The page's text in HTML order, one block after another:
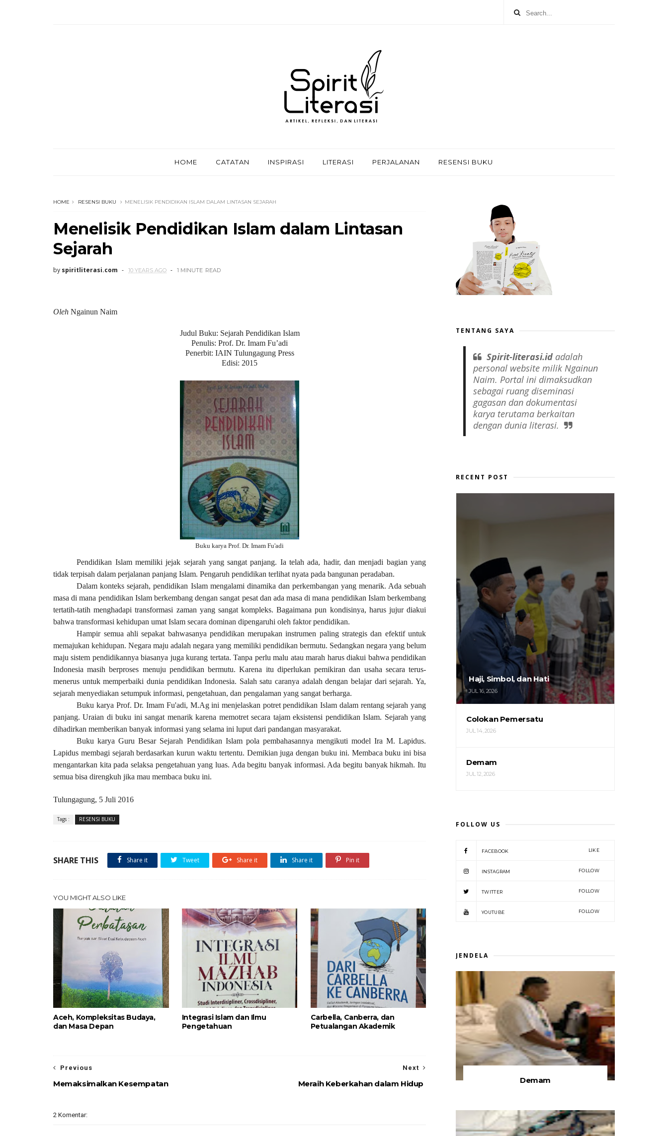
HOME CATATAN INSPIRASI LITERASI PERJALANAN RESENSI BUKU
HOME RESENSI BUKU MENELISIK PENDIDIKAN ISLAM DALAM LINTASAN SEJARAH
Menelisik Pendidikan Islam dalam Lintasan
Sejarah
by spiritliterasi.com 10 YEARS AGO 1 MINUTE READ
Oleh Ngainun Naim
Judul Buku: Sejarah Pendidikan Islam
Penulis: Prof. Dr. Imam Fu’adi
Penerbit: IAIN Tulungagung Press
Edisi: 2015
Buku karya Prof. Dr. Imam Fu'adi
Pendidikan Islam memiliki jejak sejarah yang sangat panjang. Ia telah ada, hadir, dan menjadi bagian yang
tidak terpisah dalam perjalanan panjang Islam. Pengaruh pendidikan terlihat nyata pada bangunan peradaban.
Dalam konteks sejarah, pendidikan Islam mengalami dinamika dan perkembangan yang menarik. Ada sebuah
masa di mana pendidikan Islam berkembang dengan sangat pesat dan ada masa di mana pendidikan Islam berkembang
tertatih-tatih menghadapi transformasi zaman yang sangat kompleks. Bagaimana pun kondisinya, harus jujur diakui
bahwa transformasi kehidupan umat Islam secara dominan dipengaruhi oleh faktor pendidikan.
Hampir semua ahli sepakat bahwasanya pendidikan merupakan instrumen paling strategis dan efektif untuk
memajukan kehidupan. Negara maju adalah negara yang memiliki pendidikan bermutu. Sedangkan negara yang belum
maju sistem pendidikannya biasanya juga kurang tertata. Tanpa perlu malu atau marah harus diakui bahwa pendidikan
Indonesia masih berproses menuju pendidikan bermutu. Karena itu diperlukan pemikiran dan usaha secara terus-
menerus untuk memperbaiki dunia pendidikan Indonesia. Salah satu caranya adalah dengan belajar dari sejarah. Ya,
sejarah menyediakan setumpuk informasi, pengetahuan, dan pengalaman yang sangat berharga.
Buku karya Prof. Dr. Imam Fu'adi, M.Ag ini menjelaskan potret pendidikan Islam dalam rentang sejarah yang
panjang. Uraian di buku ini sangat menarik karena memotret secara tajam eksistensi pendidikan Islam. Sejarah yang
dihadirkan memberikan banyak informasi yang selama ini luput dari pandangan masyarakat.
Buku karya Guru Besar Sejarah Pendidikan Islam pola pembahasannya mengikuti model Ira M. Lapidus.
Lapidus membagi sejarah berdasarkan kurun waktu tertentu. Demikian juga dengan buku ini. Membaca buku ini bisa
mengantarkan kita pada selaksa pengetahuan yang luas. Ada begitu banyak informasi. Ada begitu banyak hikmah. Itu
semua bisa direngkuh jika mau membaca buku ini.
Tulungagung, 5 Juli 2016
Tags : RESENSI BUKU
SHARE THIS Share it Tweet Share it Share it Pin it
YOU MIGHT ALSO LIKE
Aceh, Kompleksitas Budaya,
dan Masa Depan
Integrasi Islam dan Ilmu
Pengetahuan
Carbella, Canberra, dan
Petualangan Akademik
Next
Meraih Keberkahan dalam Hidup
Previous
Memaksimalkan Kesempatan
2 Komentar:
TENTANG SAYA
Spirit-literasi.id adalah
personal website milik Ngainun
Naim. Portal ini dimaksudkan
sebagai ruang diseminasi
gagasan dan dokumentasi
karya terutama berkaitan
dengan dunia literasi.
RECENT POST
Haji, Simbol, dan Hati
JUL 16, 2026
Colokan Pemersatu
JUL 14, 2026
Demam
JUL 12, 2026
FOLLOW US
FACEBOOK LIKE
INSTAGRAM FOLLOW
TWITTER FOLLOW
YOUTUBE FOLLOW
JENDELA
Demam